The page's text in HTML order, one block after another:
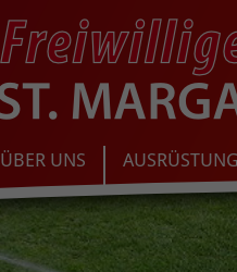
ÜBER UNS AUSRÜSTUNG